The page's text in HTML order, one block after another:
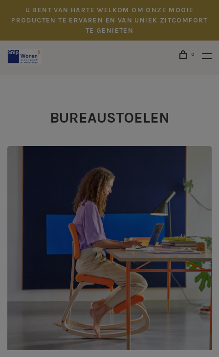
U BENT VAN HARTE WELKOM OM ONZE MOOIE
PRODUCTEN TE ERVAREN EN VAN UNIEK ZITCOMFORT
TE GENIETEN
0
BUREAUSTOELEN